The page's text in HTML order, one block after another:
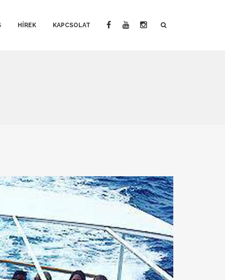
HÍREK KAPCSOLAT